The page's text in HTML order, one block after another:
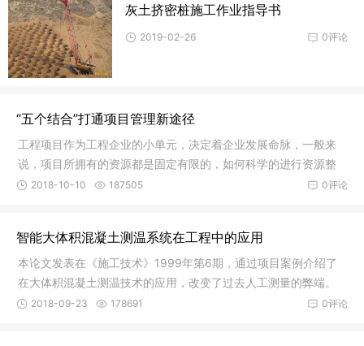
灰土挤密桩施工作业指导书
0评论
2019-02-26
“五个结合”打通项目管理新途径
工程项目作为工程企业的小单元，决定着企业发展命脉，一般来
说，项目所拥有的资源都是固定有限的，如何科学的进行资源整
合利用，
0评论
2018-10-10 187505
智能大体积混凝土测温系统在工程中的应用
本论文发表在《施工技术》1999年第6期，通过项目案例介绍了
在大体积混凝土测温技术的应用，改变了过去人工测量的弊端。
0评论
2018-09-23 178691